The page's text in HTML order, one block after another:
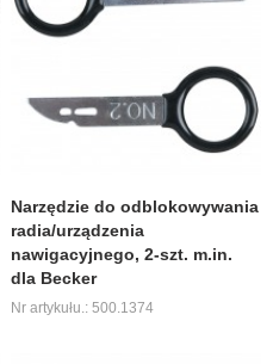
Narzędzie do odblokowywania
radia/urządzenia
nawigacyjnego, 2-szt. m.in.
dla Becker
Nr artykułu.: 500.1374